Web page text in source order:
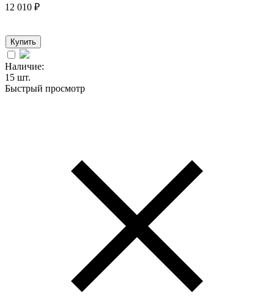
12 010 ₽
Купить
Наличие:
15 шт.
Быстрый просмотр